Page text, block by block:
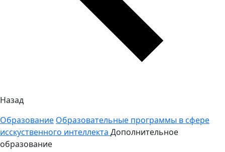
Назад
Образование Образовательные программы в сфере
исскуственного интеллекта Дополнительное
образование